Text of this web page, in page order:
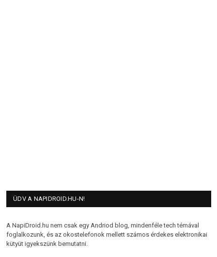
ÜDV A NAPIDROID.HU-N!
A NapiDroid.hu nem csak egy Andriod blog, mindenféle tech témával
foglalkozunk, és az okostelefonok mellett számos érdekes elektronikai
kütyüt igyekszünk bemutatni.